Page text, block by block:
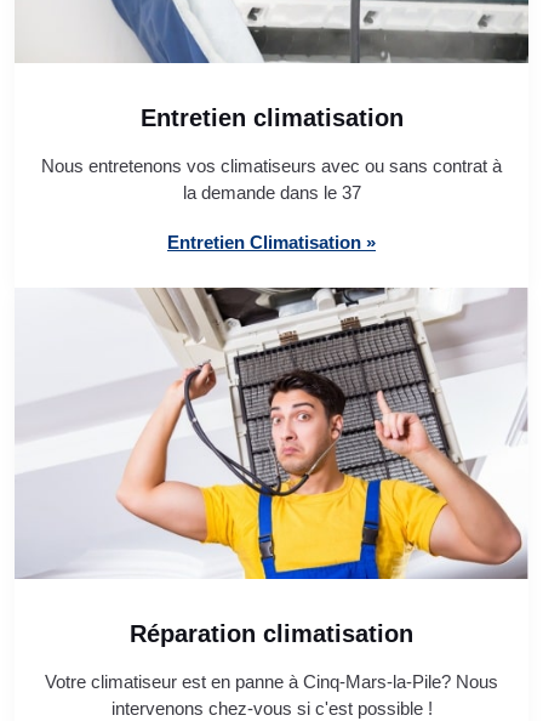
Entretien climatisation
Nous entretenons vos climatiseurs avec ou sans contrat à
la demande dans le 37
Entretien Climatisation »
Réparation climatisation
Votre climatiseur est en panne à Cinq-Mars-la-Pile? Nous
intervenons chez-vous si c'est possible !